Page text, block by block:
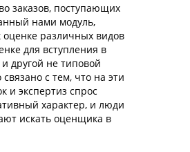
заказов, поступающих
нами модуль,
оценке различных видов
для вступления в
и другой не типовой
с тем, что на эти
и экспертиз спрос
характер, и люди
искать оценщика в